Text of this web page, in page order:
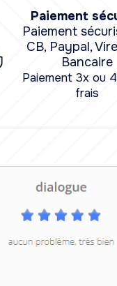
Paiement
Paiement
CB, Paypal,
Bancaire
Paiement 3x ou
frais